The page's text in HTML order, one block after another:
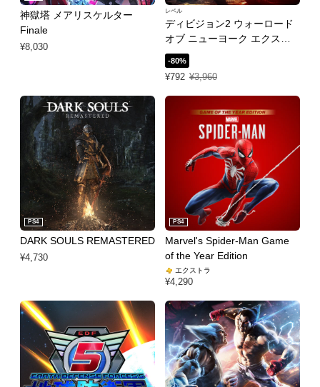
神獄塔 メアリスケルター
Finale
¥8,030
ディビジョン2 ウォーロード
オブ ニューヨーク エクスパ
ンション
レベル
-80%
¥792
特別価格 ¥792 通常価格 ¥3,960
¥3,960
DARK SOULS REMASTERED
PS4
¥4,730
Marvel's Spider-Man Game
of the Year Edition
PS4
エクストラ
¥4,290